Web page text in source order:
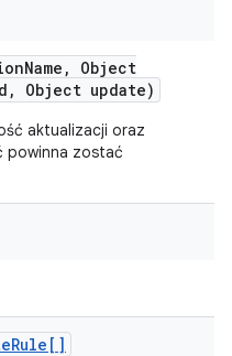
Name ,
Object
, Object update)
aktualizacji oraz
powinna zostać
Rule[]